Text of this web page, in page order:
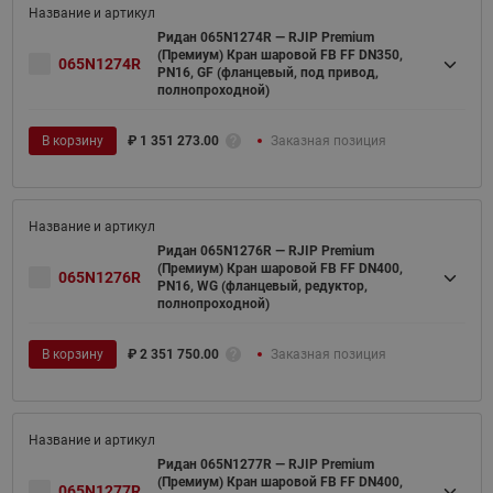
065N1274R
Ридан 065N1274R — RJIP Premium
(Премиум) Кран шаровой FB FF DN350,
PN16, GF (фланцевый, под привод,
полнопроходной)
В корзину ₽ 1 351 273.00 Заказная позиция
065N1276R
Ридан 065N1276R — RJIP Premium
(Премиум) Кран шаровой FB FF DN400,
PN16, WG (фланцевый, редуктор,
полнопроходной)
В корзину ₽ 2 351 750.00 Заказная позиция
Ридан 065N1277R — RJIP Premium
(Премиум) Кран шаровой FB FF DN400,